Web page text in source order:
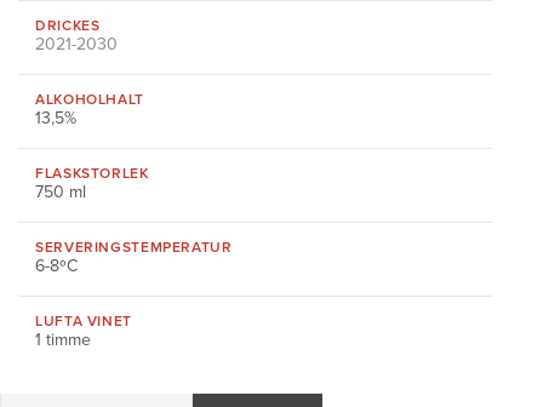
DRICKES
2021-2030
ALKOHOLHALT
13,5%
FLASKSTORLEK
750 ml
SERVERINGSTEMPERATUR
6-8ºC
LUFTA VINET
1 timme